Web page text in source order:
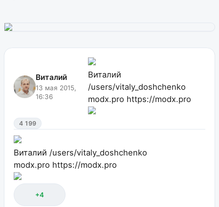
Виталий
13 мая 2015,
16:36
Виталий
/users/vitaly_doshchenko
modx.pro https://modx.pro
4 199
Виталий /users/vitaly_doshchenko
modx.pro https://modx.pro
+4